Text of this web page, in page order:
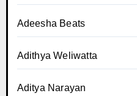
Adeesha Beats
Adithya Weliwatta
Aditya Narayan